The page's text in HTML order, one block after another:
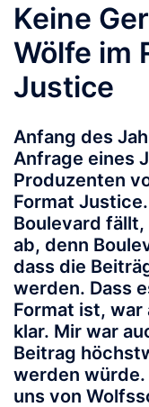
Keine
Wölfe im
Justice
Anfang des
Anfrage eines
Produzenten
Format
Boulevard
ab, denn
dass die
werden. Dass
Format ist, war
klar. Mir war
Beitrag
werden
uns von